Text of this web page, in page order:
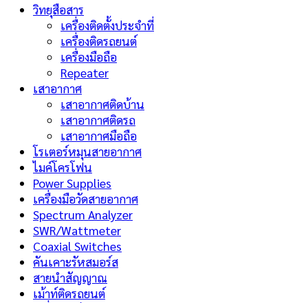
วิทยุสือสาร
เครื่องติดตั้งประจำที่
เครื่องติดรถยนต์
เครื่องมือถือ
Repeater
เสาอากาศ
เสาอากาศติดบ้าน
เสาอากาศติดรถ
เสาอากาศมือถือ
โรเตอร์หมุนสายอากาศ
ไมค์โครโฟน
Power Supplies
เครื่องมือวัดสายอากาศ
Spectrum Analyzer
SWR/Wattmeter
Coaxial Switches
คันเคาะรัหสมอร์ส
สายนำสัญญาณ
เม้าท์ติดรถยนต์